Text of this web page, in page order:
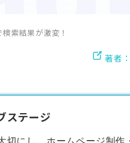
索結果が激変！
著者
ステージ
切にし、 ホームページ制作